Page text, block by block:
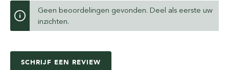
Geen beoordelingen gevonden. Deel als eerste uw
inzichten.
SCHRIJF EEN REVIEW